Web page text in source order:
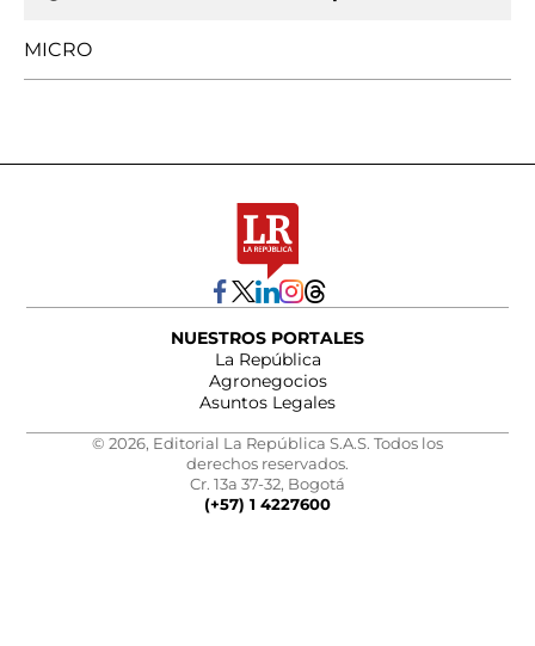
MICRO
NUESTROS PORTALES
La República
Agronegocios
Asuntos Legales
© 2026, Editorial La República S.A.S. Todos los
derechos reservados.
Cr. 13a 37-32, Bogotá
(+57) 1 4227600